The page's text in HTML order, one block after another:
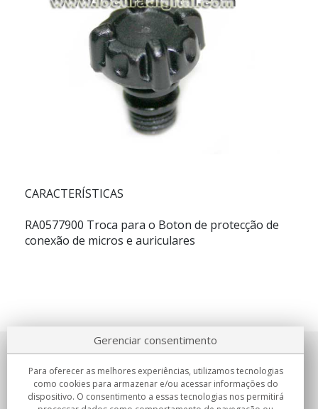
CARACTERÍSTICAS
RA0577900 Troca para o Boton de protecção de
conexão de micros e auriculares
Sobre nosotros
Compromissos
Gerenciar consentimento
Para oferecer as melhores experiências, utilizamos tecnologias
como cookies para armazenar e/ou acessar informações do
dispositivo. O consentimento a essas tecnologias nos permitirá